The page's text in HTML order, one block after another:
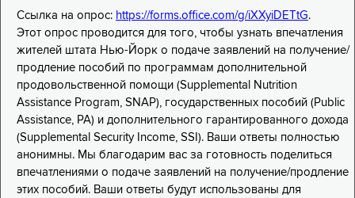
Ссылка на опрос: https://forms.office.com/g/iXXyiDETtG.
Этот опрос проводится для того, чтобы узнать впечатления
жителей штата Нью-Йорк о подаче заявлений на получение/
продление пособий по программам дополнительной
продовольственной помощи (Supplemental Nutrition
Assistance Program, SNAP), государственных пособий (Public
Assistance, PA) и дополнительного гарантированного дохода
(Supplemental Security Income, SSI). Ваши ответы полностью
анонимны. Мы благодарим вас за готовность поделиться
впечатлениями о подаче заявлений на получение/продление
этих пособий. Ваши ответы будут использованы для